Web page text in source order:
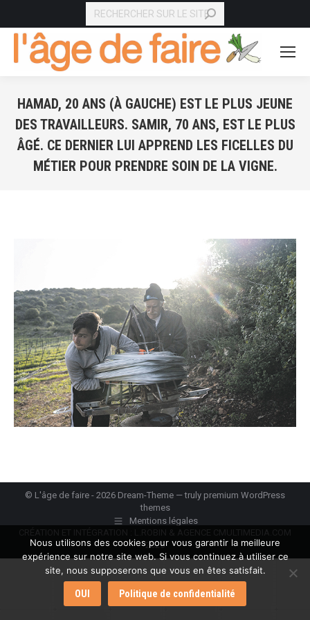
RECHERCHE
HAMAD, 20 ANS (À GAUCHE) EST LE PLUS JEUNE
DES TRAVAILLEURS. SAMIR, 70 ANS, EST LE PLUS
ÂGÉ. CE DERNIER LUI APPREND LES FICELLES DU
MÉTIER POUR PRENDRE SOIN DE LA VIGNE.
© L'âge de faire - 2026 Dream-Theme — truly premium WordPress
themes
Mentions légales
2025
Nous utilisons des cookies pour vous garantir la meilleure
expérience sur notre site web. Si vous continuez à utiliser ce
site, nous supposerons que vous en êtes satisfait.
OUI Politique de confidentialité